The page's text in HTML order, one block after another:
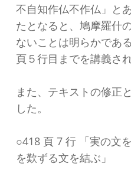
不自知作仏不作仏」と
たとなると、鳩摩羅什
ないことは明らかであ
頁５行目までを講義さ
また、テキストの修正
した。
○418 頁 7 行 「実の文
を歎ずる文を結ぶ」